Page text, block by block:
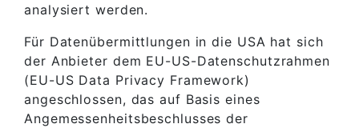
analysiert werden.
Für Datenübermittlungen in die USA hat sich
der Anbieter dem EU-US-Datenschutzrahmen
(EU-US Data Privacy Framework)
angeschlossen, das auf Basis eines
Angemessenheitsbeschlusses der